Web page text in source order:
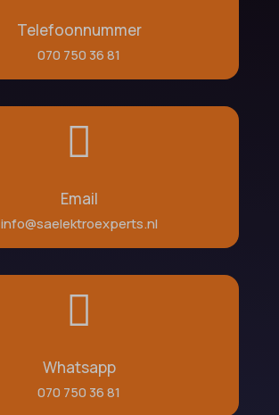
Telefoonnummer
070 750 36 81

Email
info@saelektroexperts.nl

Whatsapp
070 750 36 81